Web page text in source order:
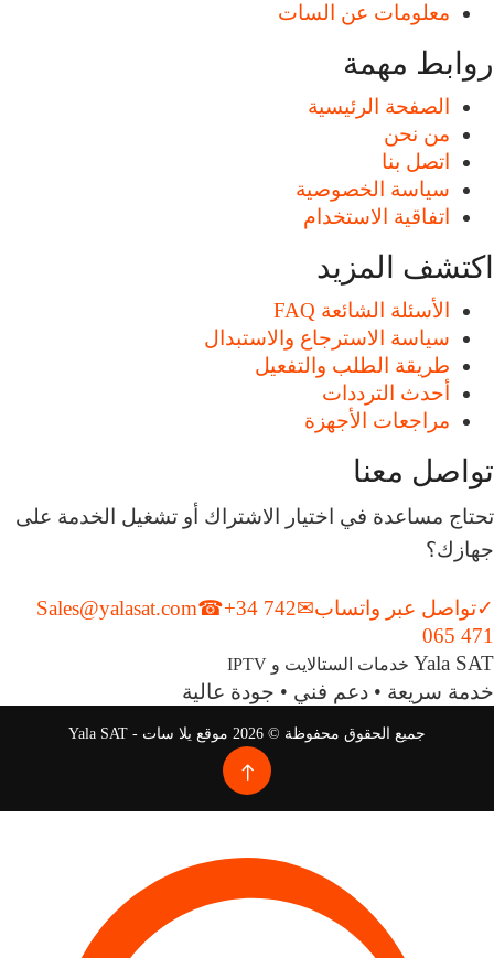
معلومات عن السات
روابط مهمة
الصفحة الرئيسية
من نحن
اتصل بنا
سياسة الخصوصية
اتفاقية الاستخدام
اكتشف المزيد
الأسئلة الشائعة FAQ
سياسة الاسترجاع والاستبدال
طريقة الطلب والتفعيل
أحدث الترددات
مراجعات الأجهزة
تواصل معنا
تحتاج مساعدة في اختيار الاشتراك أو تشغيل الخدمة على
جهازك؟
✓تواصل عبر واتساب✉
Sales@yalasat.com☎+34 742
065 471
Yala SAT خدمات الستالايت و IPTV
خدمة سريعة • دعم فني • جودة عالية
جميع الحقوق محفوظة © 2026 موقع يلا سات - Yala SAT